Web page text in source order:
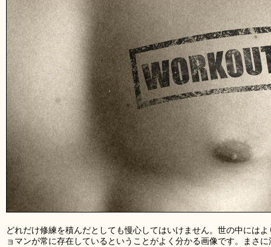
どれだけ修練を積んだとしても慢心してはいけません。世の中には
ョマンが常に存在しているということがよく分かる画像です。まさ